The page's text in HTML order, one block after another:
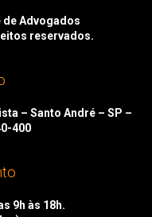
de Advogados
reservados.
– Santo André – SP –
400
9h às 18h.